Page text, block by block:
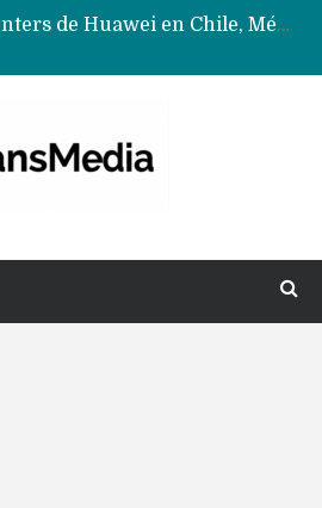
Data Centers de Huawei en Chile, México, Brasil,Perú y Argentina podrían verse afectados por arremetida de EE.UU